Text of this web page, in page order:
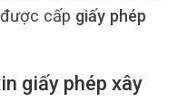
cấp giấy phép
giấy phép xây